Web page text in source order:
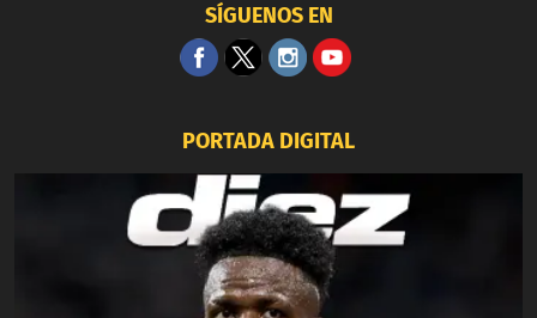
SÍGUENOS EN
PORTADA DIGITAL